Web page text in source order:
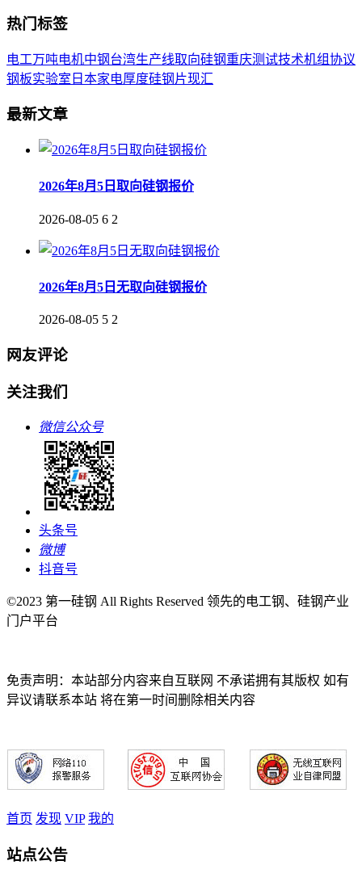
热门标签
电工万吨电机中钢台湾生产线取向硅钢重庆测试技术机组协议
钢板实验室 日本家电厚度硅钢片现汇
最新文章
2026年8月5日取向硅钢报价
2026-08-05 6 2
2026年8月5日无取向硅钢报价
2026-08-05 5 2
网友评论
关注我们
微信公众号
头条号
微博
抖音号
©2023 第一硅钢 All Rights Reserved 领先的电工钢、硅钢产业
门户平台
免责声明：本站部分内容来自互联网 不承诺拥有其版权 如有
异议请联系本站 将在第一时间删除相关内容
首页 发现 VIP 我的
站点公告